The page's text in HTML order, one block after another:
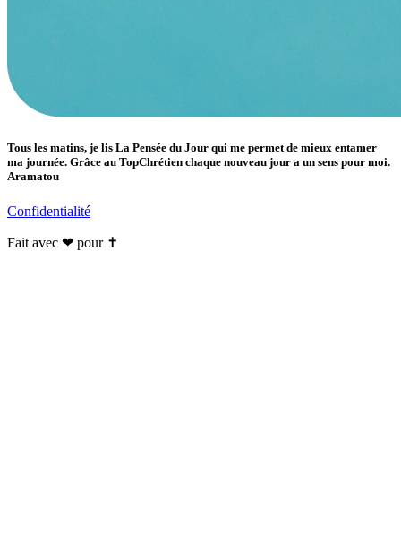
Tous les matins, je lis La Pensée du Jour qui me permet de mieux entamer
ma journée. Grâce au TopChrétien chaque nouveau jour a un sens pour moi.
Aramatou
Confidentialité
Fait avec ❤ pour ✝️️